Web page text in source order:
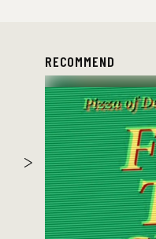
RECOMMEND